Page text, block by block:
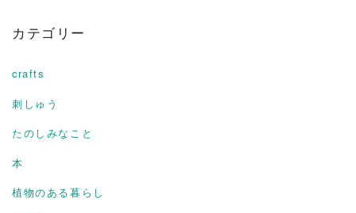
カテゴリー
crafts
刺しゅう
たのしみなこと
本
植物のある暮らし